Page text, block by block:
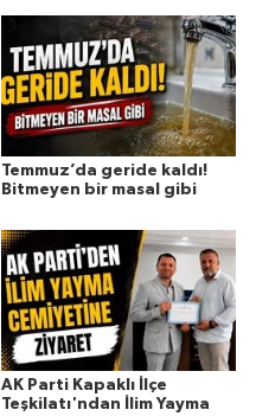
Temmuz’da geride kaldı!
Bitmeyen bir masal gibi
AK Parti Kapaklı İlçe
Teşkilatı'ndan İlim Yayma